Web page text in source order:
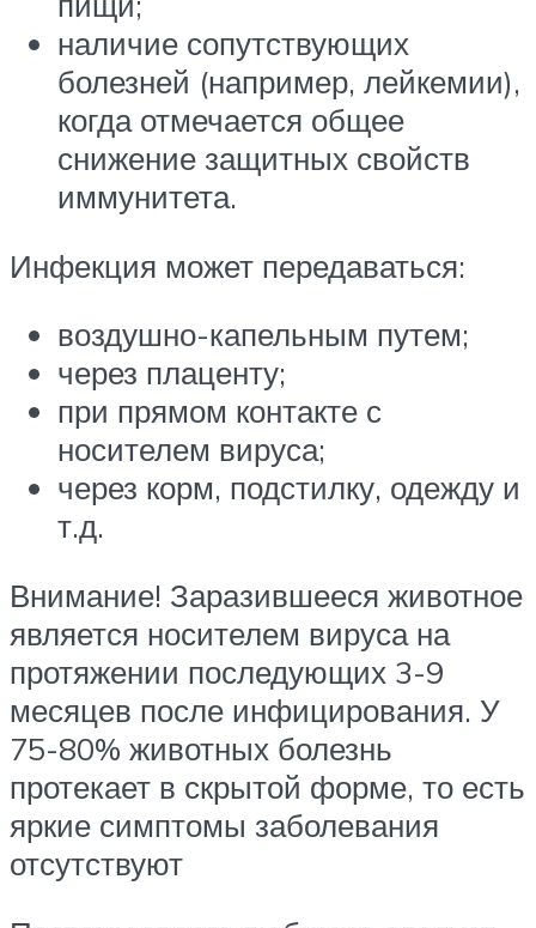
наличие сопутствующих
болезней (например, лейкемии),
когда отмечается общее
снижение защитных свойств
иммунитета.
Инфекция может передаваться:
воздушно-капельным путем;
через плаценту;
при прямом контакте с
носителем вируса;
через корм, подстилку, одежду и
т.д.
Внимание! Заразившееся животное
является носителем вируса на
протяжении последующих 3-9
месяцев после инфицирования. У
75-80% животных болезнь
протекает в скрытой форме, то есть
яркие симптомы заболевания
отсутствуют